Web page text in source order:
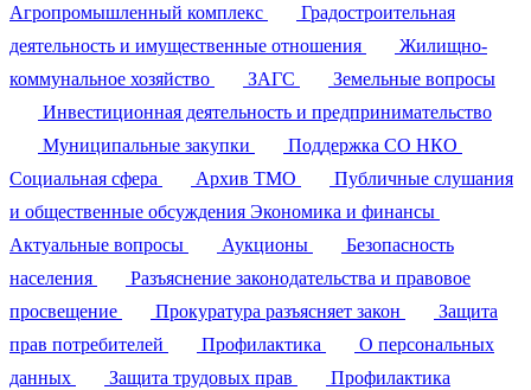
Агропромышленный комплекс
Градостроительная
деятельность и имущественные отношения
Жилищно-
коммунальное хозяйство
ЗАГС
Земельные вопросы
Инвестиционная деятельность и предпринимательство
Муниципальные закупки
Поддержка СО НКО
Социальная сфера
Архив ТМО
Публичные слушания
и общественные обсуждения Экономика и финансы
Актуальные вопросы
Аукционы
Безопасность
населения
Разъяснение законодательства и правовое
просвещение
Прокуратура разъясняет закон
Защита
прав потребителей
Профилактика
О персональных
данных
Защита трудовых прав
Профилактика